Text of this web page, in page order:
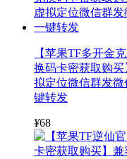
【苹果TF多开金
换码卡密获取购买
拟定位微信群发
键转发
¥68